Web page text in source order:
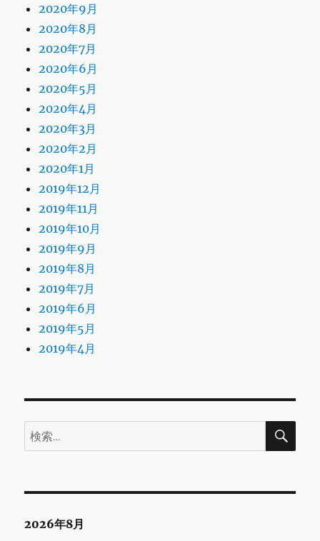
2020年9月
2020年8月
2020年7月
2020年6月
2020年5月
2020年4月
2020年3月
2020年2月
2020年1月
2019年12月
2019年11月
2019年10月
2019年9月
2019年8月
2019年7月
2019年6月
2019年5月
2019年4月
検
索:
検
2026年8月